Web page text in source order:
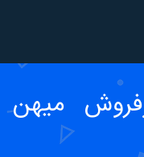
میهن